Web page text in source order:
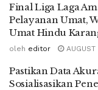
Final Liga Laga
Pelayanan Umat,
Umat Hindu
oleh editor AUGUST
Pastikan Data
Sosialisasikan